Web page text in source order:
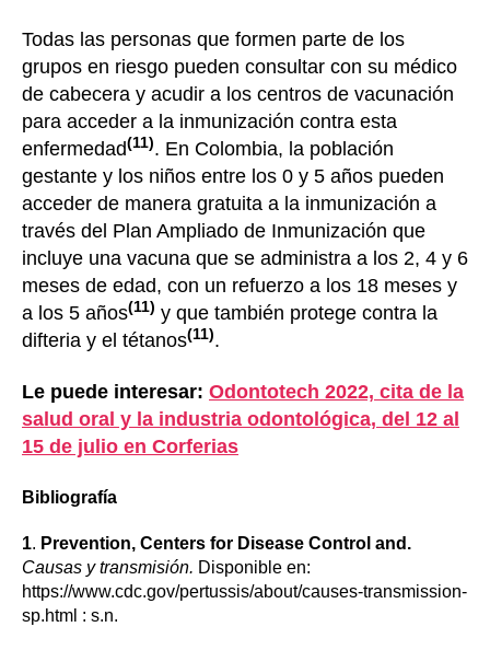
Todas las personas que formen parte de los
grupos en riesgo pueden consultar con su médico
de cabecera y acudir a los centros de vacunación
para acceder a la inmunización contra esta
enfermedad(11). En Colombia, la población
gestante y los niños entre los 0 y 5 años pueden
acceder de manera gratuita a la inmunización a
través del Plan Ampliado de Inmunización que
incluye una vacuna que se administra a los 2, 4 y 6
meses de edad, con un refuerzo a los 18 meses y
a los 5 años(11) y que también protege contra la
difteria y el tétanos(11).
Le puede interesar: Odontotech 2022, cita de la
salud oral y la industria odontológica, del 12 al
15 de julio en Corferias
Bibliografía
1. Prevention, Centers for Disease Control and.
Causas y transmisión. Disponible en:
https://www.cdc.gov/pertussis/about/causes-transmission-
sp.html : s.n.